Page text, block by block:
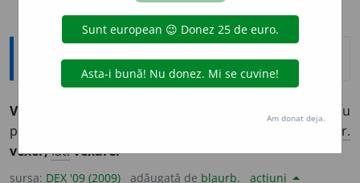
Explicative DEX
VEX
A răni pe cineva în amorul său
propriu; a jigni, a ofensa;
fr.
vexer,lat.vexare.
sursa: DEX '09 (2009) adăugată de blaurb. acțiuni
Am donat deja.